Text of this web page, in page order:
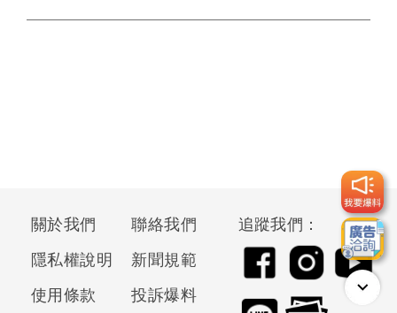
關於我們
聯絡我們
隱私權說明
新聞規範
使用條款
投訴爆料
追蹤我們：